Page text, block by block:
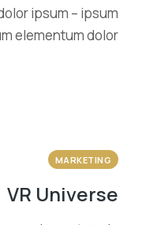
ipsum – ipsum
elementum dolor.
MARKETING
VR Universe